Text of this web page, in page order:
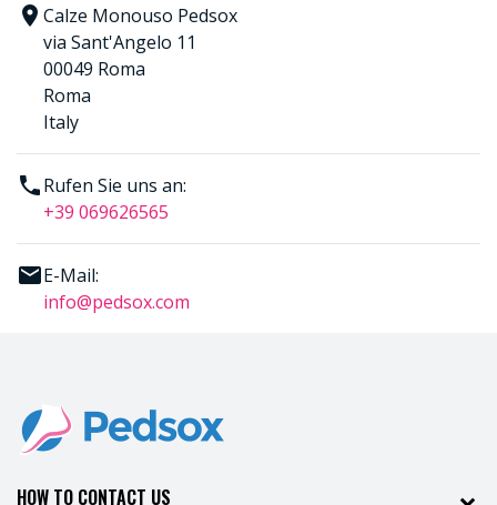
 Calze Monouso Pedsox
via Sant'Angelo 11
00049 Roma
Roma
Italy
Rufen Sie uns an:
+39 069626565
E-Mail:
info@pedsox.com
HOW TO CONTACT US